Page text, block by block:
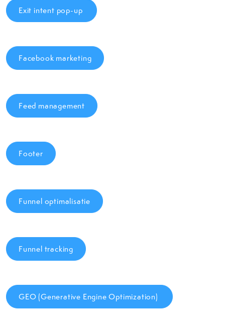
Exit intent pop-up
Facebook marketing
Feed management
Footer
Funnel optimalisatie
Funnel tracking
GEO (Generative Engine Optimization)